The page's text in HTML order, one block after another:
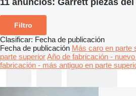
11 anuncios: Garrett piezas
Filtro
Clasificar: Fecha de publicación
Fecha de publicación Más caro en parte
parte superiorAño de fabricación -
fabricación - más antiguo en parte